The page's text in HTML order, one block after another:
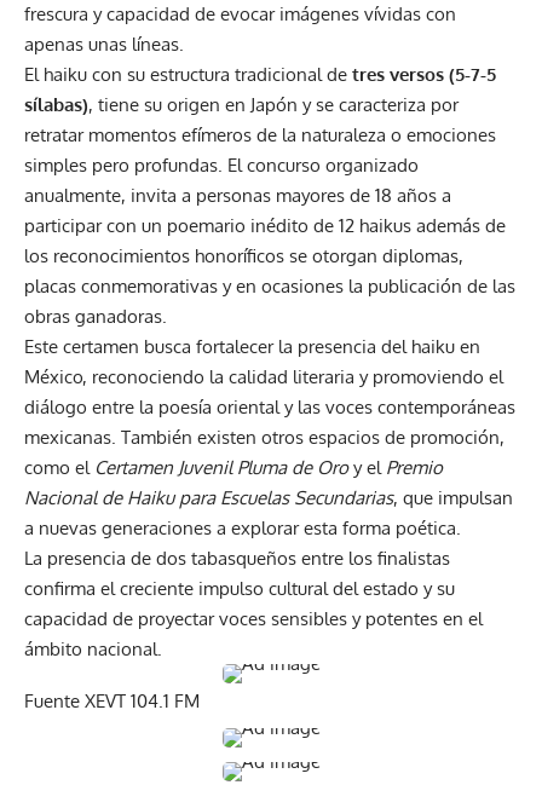
frescura y capacidad de evocar imágenes vívidas con
apenas unas líneas.
El haiku con su estructura tradicional de tres versos (5-7-5
sílabas), tiene su origen en Japón y se caracteriza por
retratar momentos efímeros de la naturaleza o emociones
simples pero profundas. El concurso organizado
anualmente, invita a personas mayores de 18 años a
participar con un poemario inédito de 12 haikus además de
los reconocimientos honoríficos se otorgan diplomas,
placas conmemorativas y en ocasiones la publicación de las
obras ganadoras.
Este certamen busca fortalecer la presencia del haiku en
México, reconociendo la calidad literaria y promoviendo el
diálogo entre la poesía oriental y las voces contemporáneas
mexicanas. También existen otros espacios de promoción,
como el Certamen Juvenil Pluma de Oroy el Premio
Nacional de Haiku para Escuelas Secundarias, que impulsan
a nuevas generaciones a explorar esta forma poética.
La presencia de dos tabasqueños entre los finalistas
confirma el creciente impulso cultural del estado y su
capacidad de proyectar voces sensibles y potentes en el
ámbito nacional.
Fuente XEVT 104.1 FM